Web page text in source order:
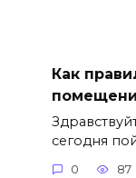
Как
сегодня
0 87